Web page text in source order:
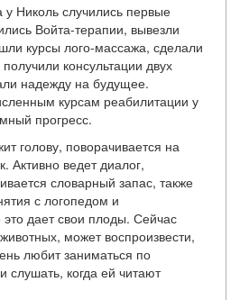
у Николь случились первые
Войта-терапии, вывезли
курсы лого-массажа, сделали
консультации двух
надежду на будущее.
курсам реабилитации у
прогресс.
голову, поворачивается на
Активно ведет диалог,
словарный запас, также
с логопедом и
дает свои плоды. Сейчас
может воспроизвести,
любит заниматься по
слушать, когда ей читают